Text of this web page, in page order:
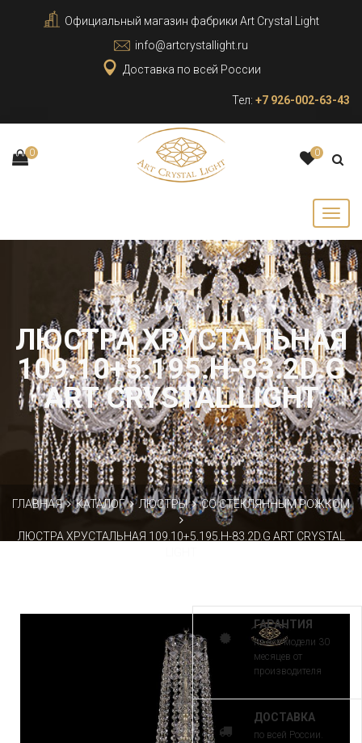
Официальный магазин фабрики Art Crystal Light
info@artcrystallight.ru
Доставка по всей России
Тел: +7 926-002-63-43
0 0
ЛЮСТРА ХРУСТАЛЬНАЯ
109.10+5.195.H-83.2D.G
ART CRYSTAL LIGHT
ГЛАВНАЯ КАТАЛОГ ЛЮСТРЫ СО СТЕКЛЯННЫМ РОЖКОМ
ЛЮСТРА ХРУСТАЛЬНАЯ 109.10+5.195.H-83.2D.G ART CRYSTAL
ГАРАНТИЯ
на все модели 30
месяцев от
производителя
ДОСТАВКА
по всей России.